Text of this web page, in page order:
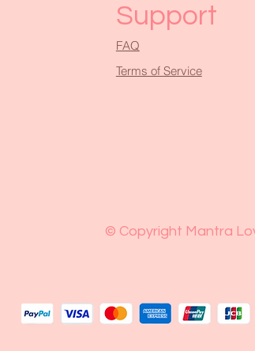
Support
FAQ
Terms of Service
© Copyright Mantra